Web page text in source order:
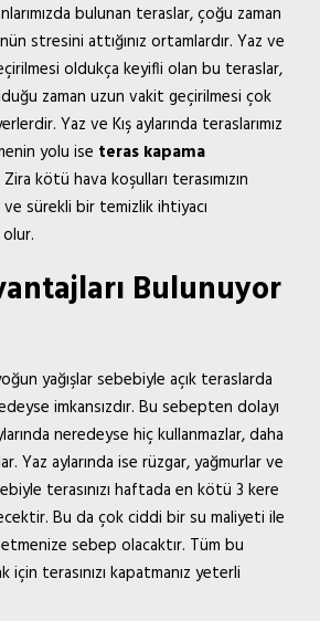
bulunan teraslar, çoğu zaman
stresini attığınız ortamlardır. Yaz ve
oldukça keyifli olan bu teraslar,
zaman uzun vakit geçirilmesi çok
Yaz ve Kış aylarında teraslarımız
yolu ise teras kapama
kötü hava koşulları terasımızın
sürekli bir temizlik ihtiyacı
Bulunuyor
yağışlar sebebiyle açık teraslarda
imkansızdır. Bu sebepten dolayı
neredeyse hiç kullanmazlar, daha
Yaz aylarında ise rüzgar, yağmurlar ve
terasınızı haftada en kötü 3 kere
Bu da çok ciddi bir su maliyeti ile
sebep olacaktır. Tüm bu
terasınızı kapatmanız yeterli